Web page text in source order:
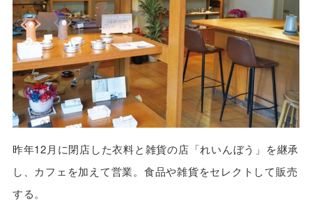
昨年12月に閉店した衣料と雑貨の店「れいんぼう」を継承
し、カフェを加えて営業。食品や雑貨をセレクトして販売
する。